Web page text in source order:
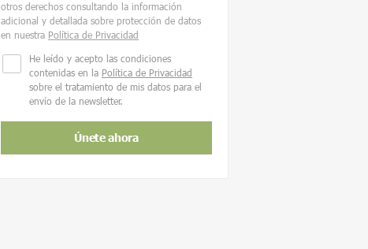
otros derechos consultando la información
adicional y detallada sobre protección de datos
en nuestra Política de Privacidad
He leído y acepto las condiciones
contenidas en la Política de Privacidad
sobre el tratamiento de mis datos para el
envío de la newsletter.